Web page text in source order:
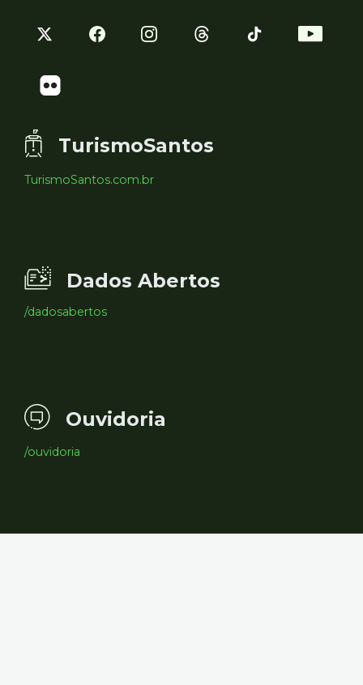
TurismoSantos
TurismoSantos.com.br
Dados Abertos
/dadosabertos
Ouvidoria
/ouvidoria